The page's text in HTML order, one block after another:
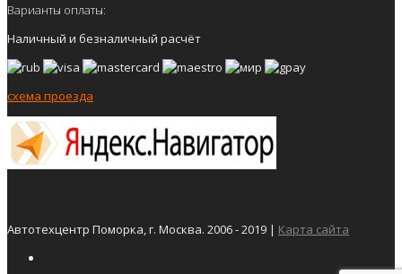
Варианты оплаты:
Наличный и безналичный расчёт
схема проезда
Автотехцентр Поморка, г. Москва. 2006 - 2019 | Карта сайта